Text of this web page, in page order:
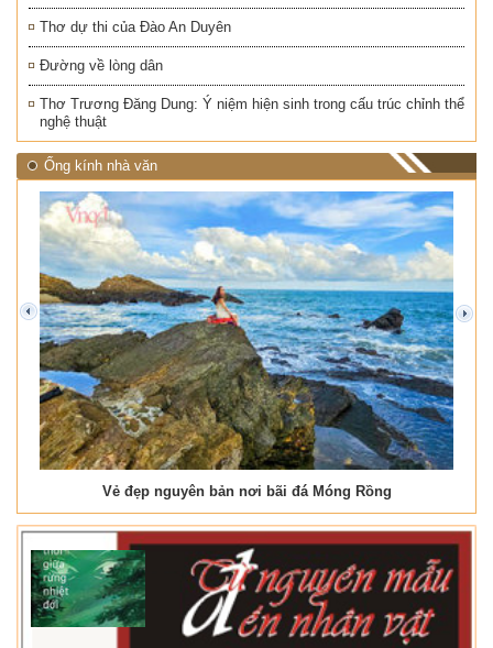
Thơ dự thi của Đào An Duyên
Đường về lòng dân
Thơ Trương Đăng Dung: Ý niệm hiện sinh trong cấu trúc chỉnh thể
nghệ thuật
Ống kính nhà văn
Vẻ đẹp nguyên bản nơi bãi đá Móng Rồng
prev next